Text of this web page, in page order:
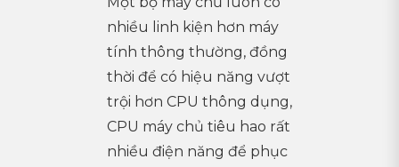
nhiều linh kiện hơn máy
tính thông thường, đồng
thời để có hiệu năng vượt
trội hơn CPU thông dụng,
CPU máy chủ tiêu hao rất
nhiều điện năng để phục